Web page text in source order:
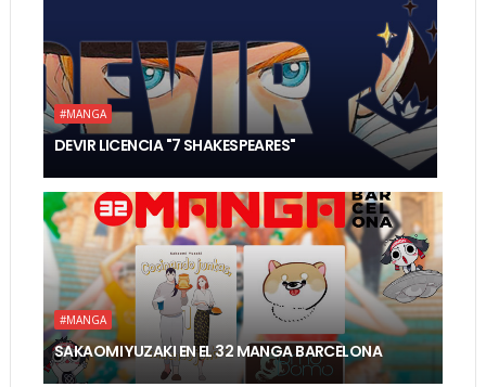
#MANGA
DEVIR LICENCIA "7 SHAKESPEARES"
#MANGA
SAKAOMI YUZAKI EN EL 32 MANGA BARCELONA